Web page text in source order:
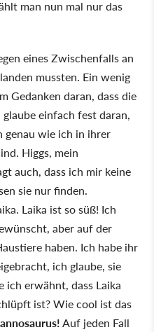
man nun mal nur das
eines Zwischenfalls an
mussten. Ein wenig
Gedanken daran, dass die
einfach fest daran,
genau wie ich in ihrer
Higgs, mein
auch, dass ich mir keine
sie nur finden.
Laika ist so süß! Ich
aber auf der
haben. Ich habe ihr
ich glaube, sie
ich erwähnt, dass Laika
ist? Wie cool ist das
Auf jeden Fall